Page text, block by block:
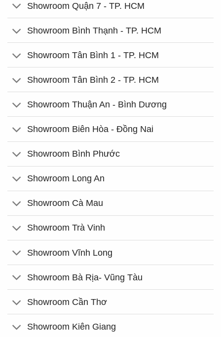
Showroom Quận 7 - TP. HCM
Showroom Bình Thạnh - TP. HCM
Showroom Tân Bình 1 - TP. HCM
Showroom Tân Bình 2 - TP. HCM
Showroom Thuận An - Bình Dương
Showroom Biên Hòa - Đồng Nai
Showroom Bình Phước
Showroom Long An
Showroom Cà Mau
Showroom Trà Vinh
Showroom Vĩnh Long
Showroom Bà Rịa- Vũng Tàu
Showroom Cần Thơ
Showroom Kiên Giang